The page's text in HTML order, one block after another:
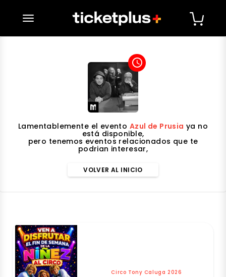
desplegar navegación
access_time
Lamentablemente el evento Azul de Prusia ya no
está disponible,
pero tenemos eventos relacionados que te
podrian interesar,
VOLVER AL INICIO
Circo Tony Caluga 2026